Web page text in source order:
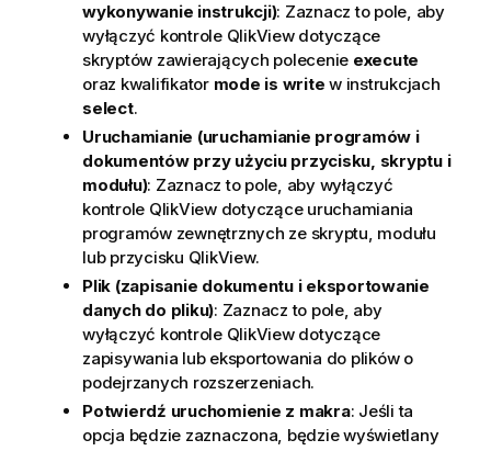
wykonywanie instrukcji): Zaznacz to pole, aby
wyłączyć kontrole QlikView dotyczące
skryptów zawierających polecenie execute
oraz kwalifikator mode is write w instrukcjach
select.
Uruchamianie (uruchamianie programów i
dokumentów przy użyciu przycisku, skryptu i
modułu): Zaznacz to pole, aby wyłączyć
kontrole QlikView dotyczące uruchamiania
programów zewnętrznych ze skryptu, modułu
lub przycisku QlikView.
Plik (zapisanie dokumentu i eksportowanie
danych do pliku): Zaznacz to pole, aby
wyłączyć kontrole QlikView dotyczące
zapisywania lub eksportowania do plików o
podejrzanych rozszerzeniach.
Potwierdź uruchomienie z makra: Jeśli ta
opcja będzie zaznaczona, będzie wyświetlany